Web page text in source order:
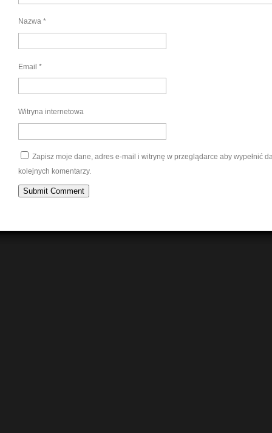
Nazwa *
Email *
Witryna internetowa
Zapisz moje dane, adres e-mail i witrynę w przeglądarce aby wypełnić
kolejnych komentarzy.